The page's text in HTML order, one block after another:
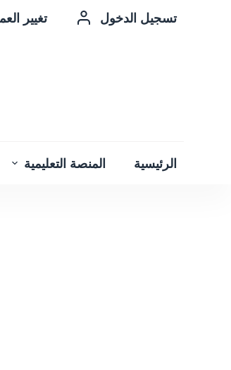
تسجيل الدخول تغيير
الرئيسية المنصة التعليمية